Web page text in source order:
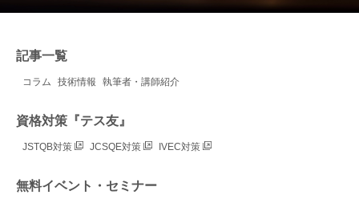
記事一覧
コラム 技術情報 執筆者・講師紹介
資格対策『テス友』
JSTQB対策 JCSQE対策 IVEC対策
無料イベント・セミナー